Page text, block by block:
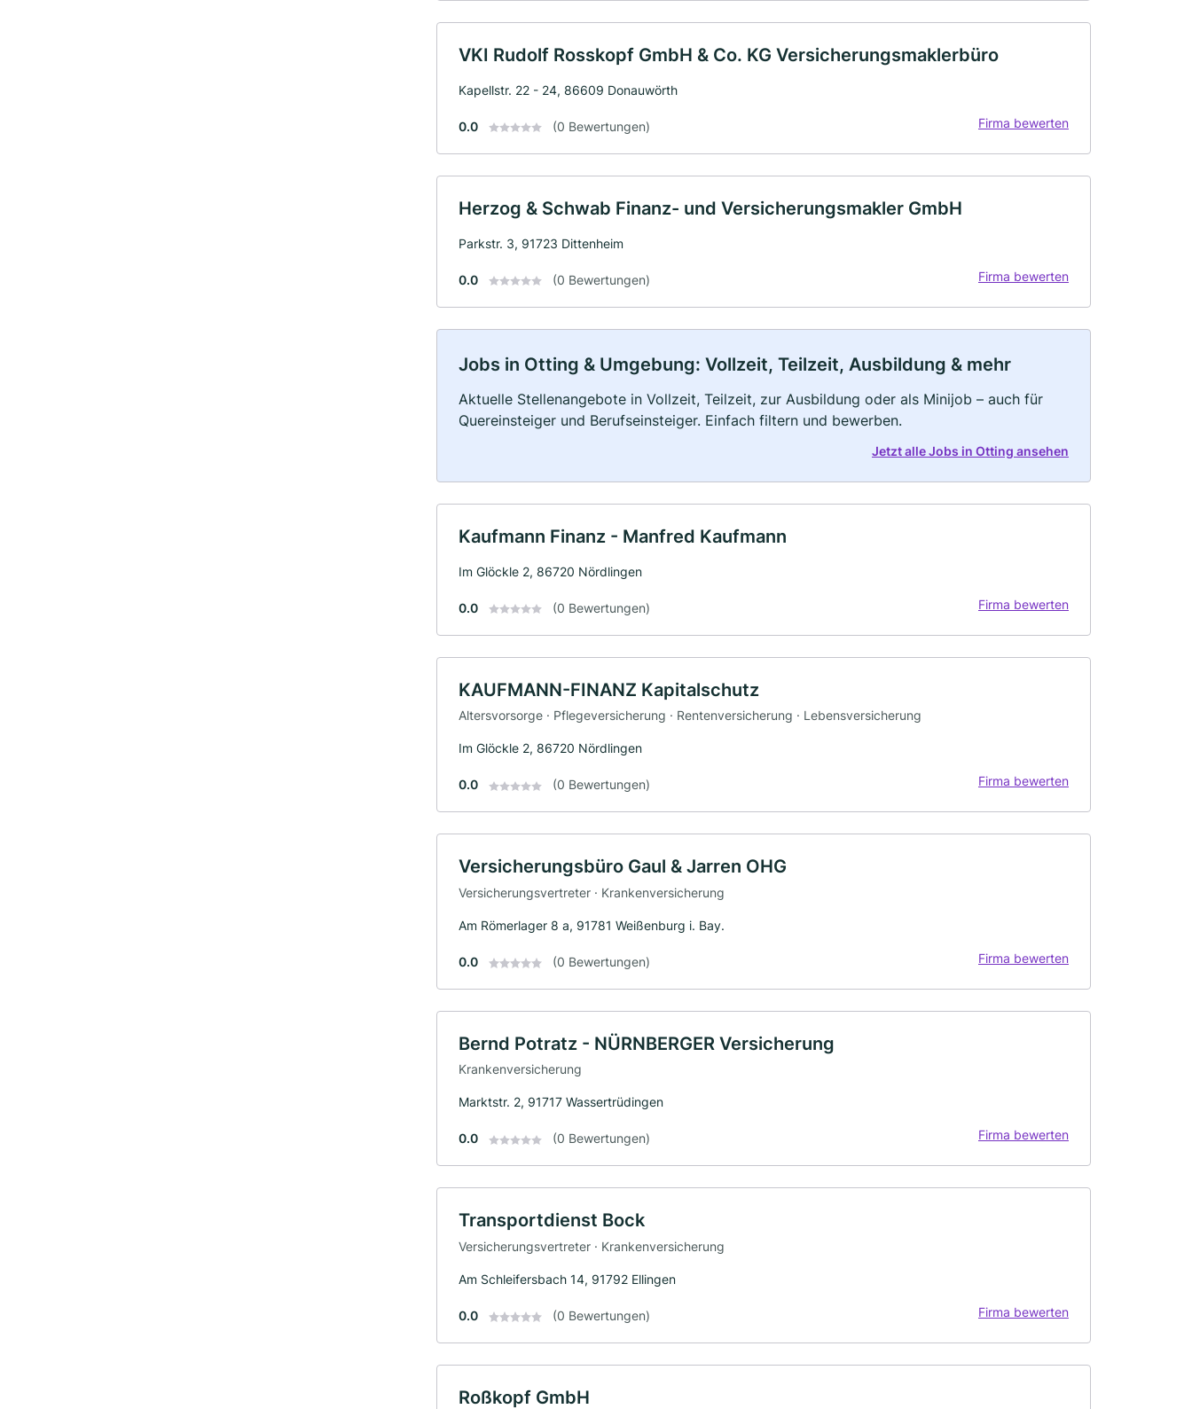
VKI Rudolf Rosskopf GmbH & Co. KG Versicherungsmaklerbüro
Kapellstr. 22 - 24, 86609 Donauwörth
0.0 (0 Bewertungen) Firma bewerten
Herzog & Schwab Finanz- und Versicherungsmakler GmbH
Parkstr. 3, 91723 Dittenheim
0.0 (0 Bewertungen) Firma bewerten
Jobs in Otting & Umgebung: Vollzeit, Teilzeit, Ausbildung & mehr
Aktuelle Stellenangebote in Vollzeit, Teilzeit, zur Ausbildung oder als Minijob – auch für
Quereinsteiger und Berufseinsteiger. Einfach filtern und bewerben.
Jetzt alle Jobs in Otting ansehen
Kaufmann Finanz - Manfred Kaufmann
Im Glöckle 2, 86720 Nördlingen
0.0 (0 Bewertungen) Firma bewerten
KAUFMANN-FINANZ Kapitalschutz
Altersvorsorge · Pflegeversicherung · Rentenversicherung · Lebensversicherung
Im Glöckle 2, 86720 Nördlingen
0.0 (0 Bewertungen) Firma bewerten
Versicherungsbüro Gaul & Jarren OHG
Versicherungsvertreter · Krankenversicherung
Am Römerlager 8 a, 91781 Weißenburg i. Bay.
0.0 (0 Bewertungen) Firma bewerten
Bernd Potratz - NÜRNBERGER Versicherung
Krankenversicherung
Marktstr. 2, 91717 Wassertrüdingen
0.0 (0 Bewertungen) Firma bewerten
Transportdienst Bock
Versicherungsvertreter · Krankenversicherung
Am Schleifersbach 14, 91792 Ellingen
0.0 (0 Bewertungen) Firma bewerten
Roßkopf GmbH